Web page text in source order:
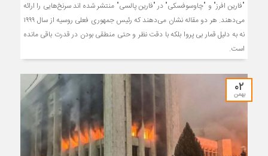
"فارین افرز" و "چاوسوفسکی" در "فارین پالسی" منتشر شده اند سرنخ‌هایی را ارائه
می‌دهند. هر دو مقاله نشان می‌دهند که رئیس جمهوری فعلی روسیه از سال ۱۹۹۹
نه به دلیل قمار بی پروا بلکه با دقت نظر و حتی منطقی بودن در قدرت باقی مانده
است.
۰۲
بهمن